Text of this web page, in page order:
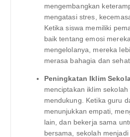
mengembangkan
mengatasi stres,
Ketika siswa memiliki
baik tentang emosi
mengelolanya, mereka
merasa bahagia dan
Peningkatan Iklim
menciptakan iklim
mendukung. Ketika guru
menunjukkan empati,
lain, dan bekerja sama
bersama, sekolah